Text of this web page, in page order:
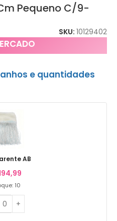
Pequeno C/9-
SKU: 10129402
e quantidades
AB
10